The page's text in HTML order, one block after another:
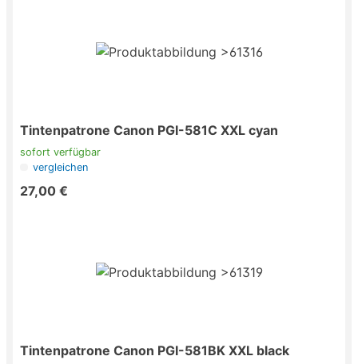
Tintenpatrone Canon PGI-581C XXL cyan
sofort verfügbar
vergleichen
27,00 €
Tintenpatrone Canon PGI-581BK XXL black